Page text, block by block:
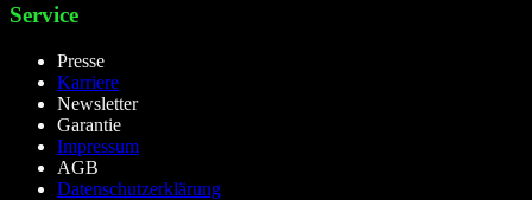
Service
Presse
Karriere
Newsletter
Garantie
Impressum
AGB
Datenschutzerklärung